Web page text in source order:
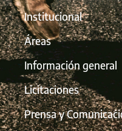
Institucional
Áreas
Información general
Licitaciones
Prensa y